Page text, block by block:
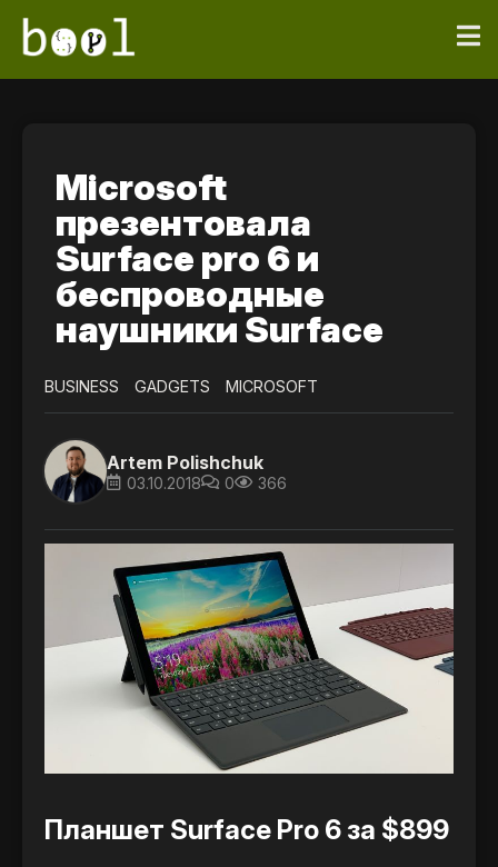
Microsoft
презентовала
Surface pro 6 и
беспроводные
наушники Surface
BUSINESS GADGETS MICROSOFT
Artem Polishchuk
03.10.2018 0 366
Планшет Surface Pro 6 за $899